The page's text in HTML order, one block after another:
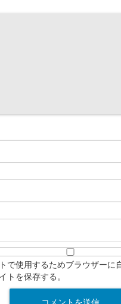
で使用するためブラウザーに
トを保存する。